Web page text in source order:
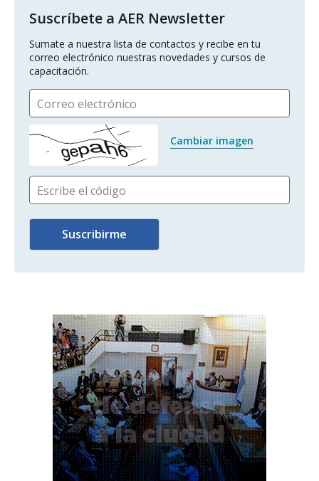
Suscríbete a AER Newsletter
Sumate a nuestra lista de contactos y recibe en tu
correo electrónico nuestras novedades y cursos de
capacitación.
Correo electrónico
Cambiar imagen
Escribe el código